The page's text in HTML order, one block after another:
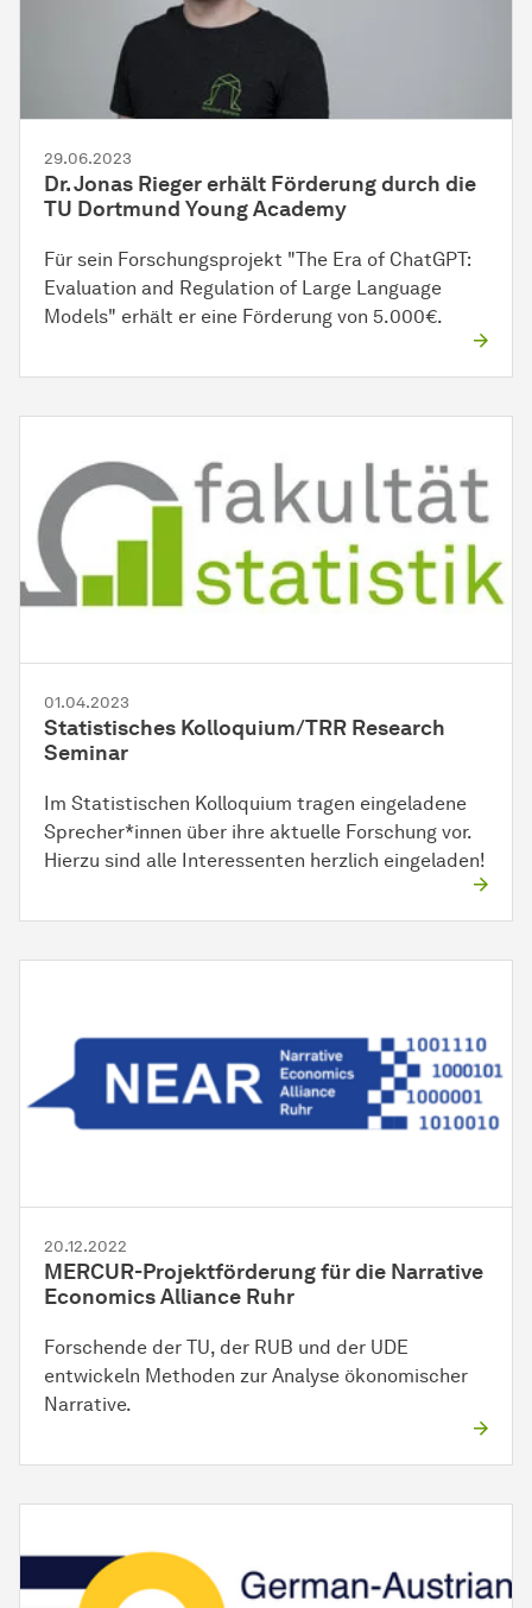
29.06.2023
Dr. Jonas Rieger erhält Förderung durch die
TU Dortmund Young Academy
Für sein Forschungsprojekt "The Era of ChatGPT:
Evaluation and Regulation of Large Language
Models" erhält er eine Förderung von 5.000€.
01.04.2023
Statistisches Kolloquium/TRR Research
Seminar
Im Statistischen Kolloquium tragen eingeladene
Sprecher*innen über ihre aktuelle Forschung vor.
Hierzu sind alle Interessenten herzlich eingeladen!
20.12.2022
MERCUR-Projektförderung für die Narrative
Economics Alliance Ruhr
Forschende der TU, der RUB und der UDE
entwickeln Methoden zur Analyse ökonomischer
Narrative.